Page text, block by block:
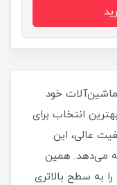
ماشین‌آلات خود
هستید؟ یاتاقان کشنده UCT گرد 30 بهترین انتخاب برای
عالی، این
می‌دهد. همین
به سطح بالاتری